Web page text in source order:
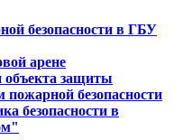
безопасности в ГБУ
арене
объекта защиты
безопасности
безопасности в